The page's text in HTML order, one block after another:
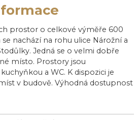
prostor o celkové výměře 600
nachází na rohu ulice Nárožní a
Jedná se o velmi dobře
místo. Prostory jsou
a WC. K dispozici je
v budově. Výhodná dostupnost